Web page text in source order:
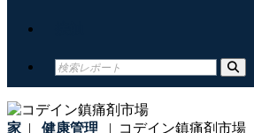
家 | 健康管理 | コデイン鎮痛剤市場